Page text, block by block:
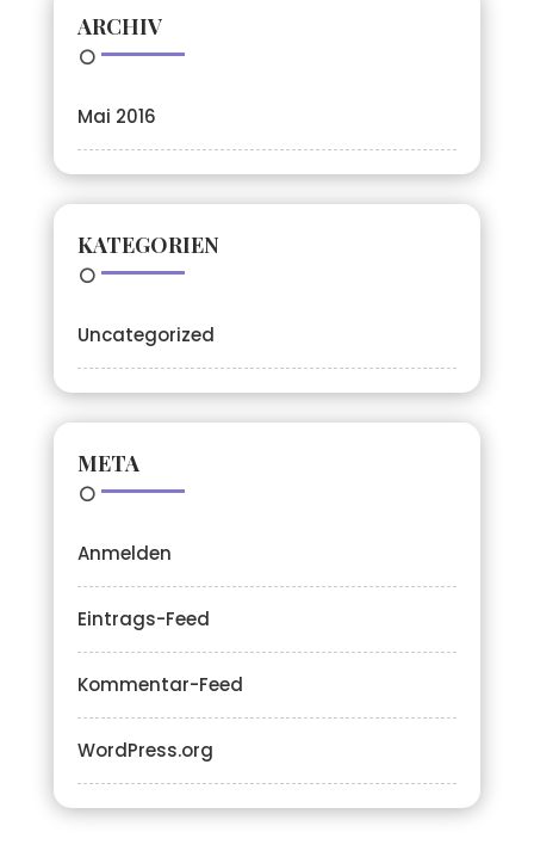
ARCHIV
Mai 2016
KATEGORIEN
Uncategorized
META
Anmelden
Eintrags-Feed
Kommentar-Feed
WordPress.org